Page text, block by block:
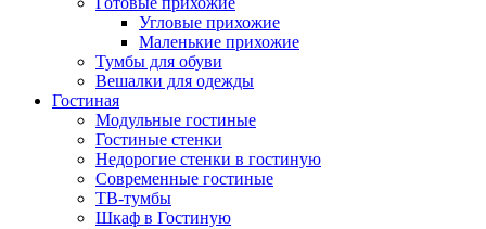
Угловые прихожие
Маленькие прихожие
Тумбы для обуви
Вешалки для одежды
Гостиная
Модульные гостиные
Гостиные стенки
Недорогие стенки в гостиную
Современные гостиные
ТВ-тумбы
Шкаф в Гостиную